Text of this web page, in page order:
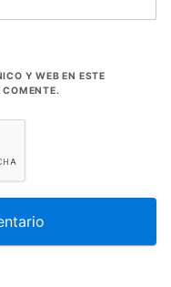
Y WEB EN ESTE